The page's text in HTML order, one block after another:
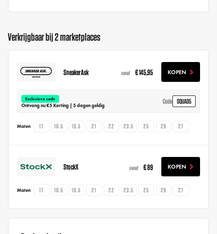
Verkrijgbaar bij 2 marketplaces
SneakerAsk vanaf € 145,95 KOPEN
Exclusieve code
Ontvang nu €5 Korting | 5 dagen geldig
Code SQUAD5
Maten 17 18.5 19.5 21 22 23.5 25 26 27
StockX vanaf € 89 KOPEN
Maten 17 18.5 19.5 21 22 23.5 25 26 27